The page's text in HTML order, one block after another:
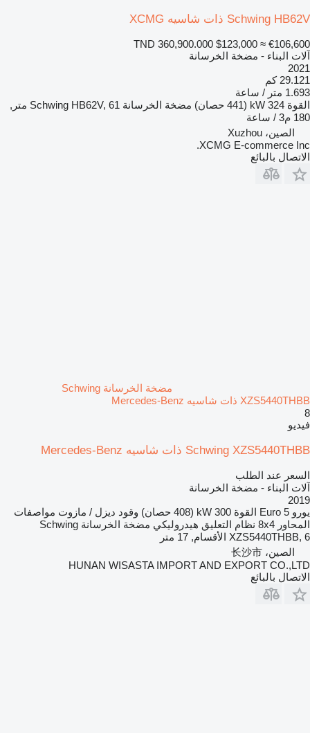
Schwing HB62V ذات شاسيه XCMG
TND 360,900.000 $123,000 ≈ €106,600
آلات البناء - مضخة الخرسانة
2021
29.121 كم
1.693 متر / ساعة
القوة 324 kW (441 حصان) مضخة الخرسانة
Schwing HB62V, 61 متر,
180 م3 / ساعة
الصين، Xuzhou
XCMG E-commerce Inc.
الاتصال بالبائع
مضخة الخرسانة Schwing
XZS5440THBB ذات شاسيه Mercedes-Benz
8
فيديو
Schwing XZS5440THBB ذات شاسيه Mercedes-Benz
السعر عند الطلب
آلات البناء - مضخة الخرسانة
2019
يورو Euro 5 القوة 300 kW (408 حصان) وقود ديزل / مازوت مواصفات
المحاور 8x4 نظام التعليق هيدروليكي مضخة الخرسانة Schwing
XZS5440THBB, 6 الأقسام, 17 متر
الصين، 长沙市
HUNAN WISASTA IMPORT AND EXPORT CO.,LTD
الاتصال بالبائع